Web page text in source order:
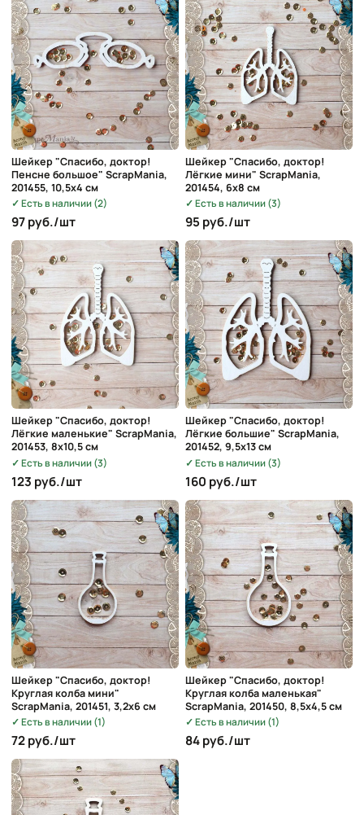
Шейкер "Спасибо, доктор!
Пенсне большое" ScrapMania,
201455, 10,5х4 см
Есть в наличии (2)
97 руб./шт
Шейкер "Спасибо, доктор!
Лёгкие мини" ScrapMania,
201454, 6х8 см
Есть в наличии (3)
95 руб./шт
Шейкер "Спасибо, доктор!
Лёгкие маленькие" ScrapMania,
201453, 8х10,5 см
Есть в наличии (3)
123 руб./шт
Шейкер "Спасибо, доктор!
Лёгкие большие" ScrapMania,
201452, 9,5х13 см
Есть в наличии (3)
160 руб./шт
Шейкер "Спасибо, доктор!
Круглая колба мини"
ScrapMania, 201451, 3,2х6 см
Есть в наличии (1)
72 руб./шт
Шейкер "Спасибо, доктор!
Круглая колба маленькая"
ScrapMania, 201450, 8,5х4,5 см
Есть в наличии (1)
84 руб./шт